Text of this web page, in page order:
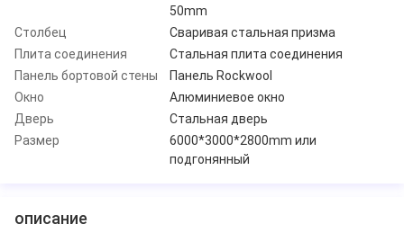
50mm
Столбец
Сваривая стальная призма
Плита соединения
Стальная плита соединения
Панель бортовой стены
Панель Rockwool
Окно
Алюминиевое окно
Дверь
Стальная дверь
Размер
6000*3000*2800mm или
подгонянный
описание